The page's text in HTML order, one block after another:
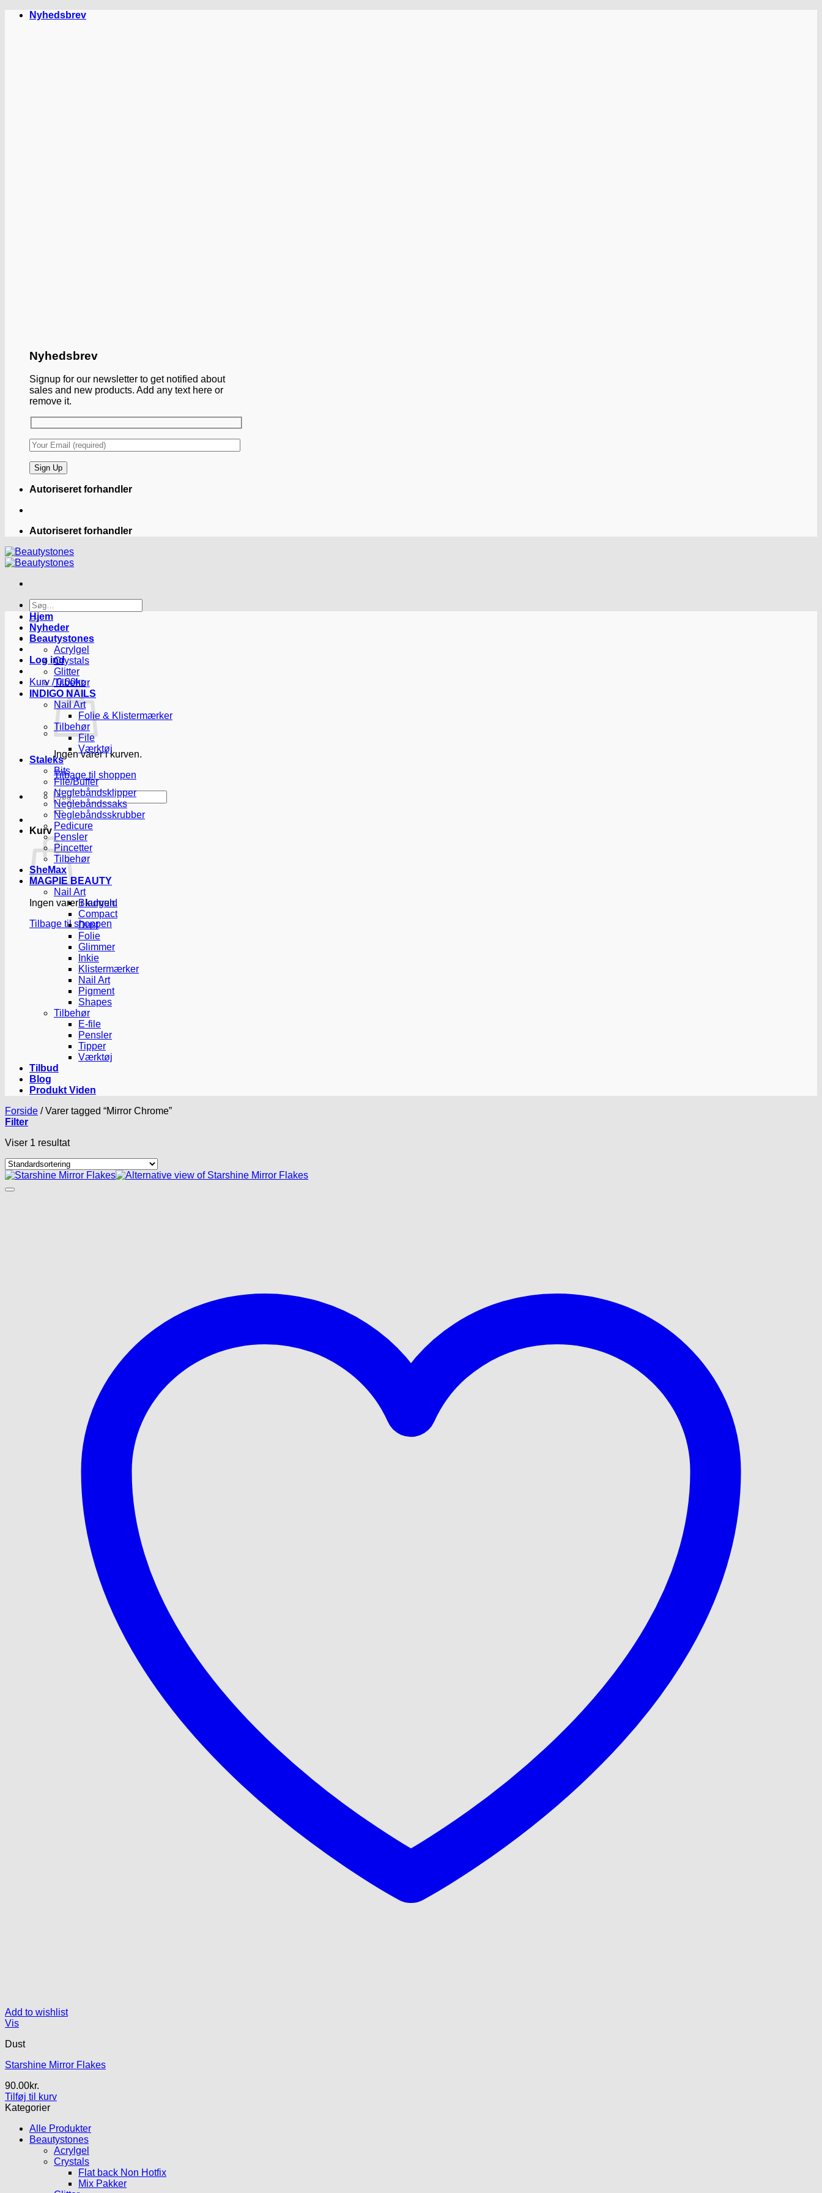
FortsætNyhedsbrev
Nyhedsbrev
Signup for our newsletter to get notified about
sales and new products. Add any text here or
remove it.
Autoriseret forhandler
Autoriseret forhandler
Søg
efter:
Log ind
Kurv /0.00kr.
Ingen varer i kurven.
Tilbage til shoppen
Søg
efter:
Kurv
Ingen varer i kurven.
Tilbage til shoppen
Hjem
Nyheder
Beautystones
Acrylgel
Crystals
Glitter
Tilbehør
INDIGO NAILS
Nail Art
Folie & Klistermærker
Tilbehør
File
Værktøj
Staleks
Bits
File/Buffer
Neglebåndsklipper
Neglebåndssaks
Neglebåndsskrubber
Pedicure
Pensler
Pincetter
Tilbehør
SheMax
MAGPIE BEAUTY
Nail Art
Bladguld
Compact
Dust
Folie
Glimmer
Inkie
Klistermærker
Nail Art
Pigment
Shapes
Tilbehør
E-file
Pensler
Tipper
Værktøj
Tilbud
Blog
Produkt Viden
Forside /Varer tagged “Mirror Chrome”
Filter
Viser 1 resultat
Add to wishlist
Vis
Dust
Starshine Mirror Flakes
90.00kr.
Tilføj til kurv
Kategorier
Alle Produkter
Beautystones
Acrylgel
Crystals
Flat back Non Hotfix
Mix Pakker